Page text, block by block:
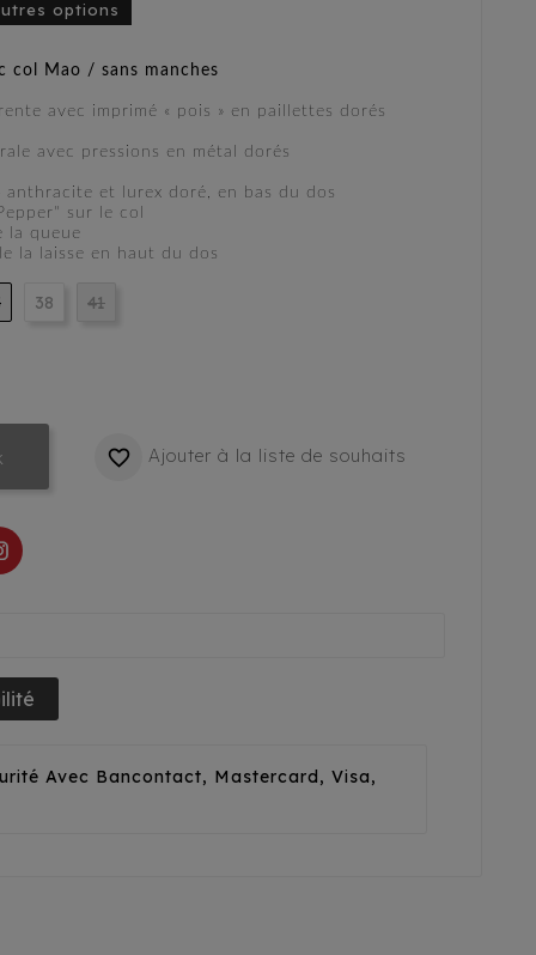
options
col Mao / sans manches
avec imprimé « pois » en paillettes dorés
avec pressions en métal dorés
anthracite et lurex doré, en bas du dos
sur le col
la queue
la laisse en haut du dos
38 41
 Ajouter à la liste de souhaits
Avec Bancontact, Mastercard, Visa,